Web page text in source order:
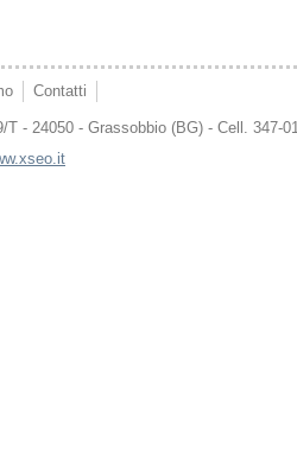
Contatti
T - 24050 - Grassobbio (BG) - Cell. 347-